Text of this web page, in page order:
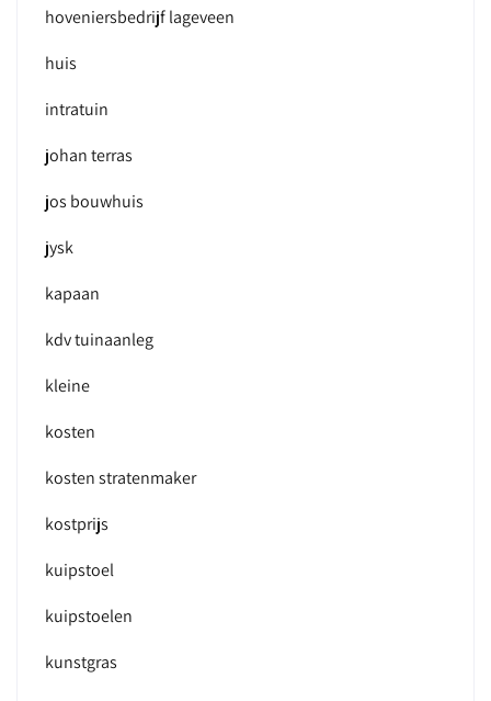
hoveniersbedrijf lageveen
huis
intratuin
johan terras
jos bouwhuis
jysk
kapaan
kdv tuinaanleg
kleine
kosten
kosten stratenmaker
kostprijs
kuipstoel
kuipstoelen
kunstgras